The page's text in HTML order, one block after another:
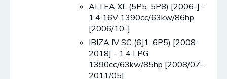
ALTEA XL (5P5. 5P8) [2006-] -
1.4 16V 1390cc/63kw/86hp
[2006/10-]
IBIZA IV SC (6J1. 6P5) [2008-
2018] - 1.4 LPG
1390cc/63kw/85hp [2008/07-
2011/05]